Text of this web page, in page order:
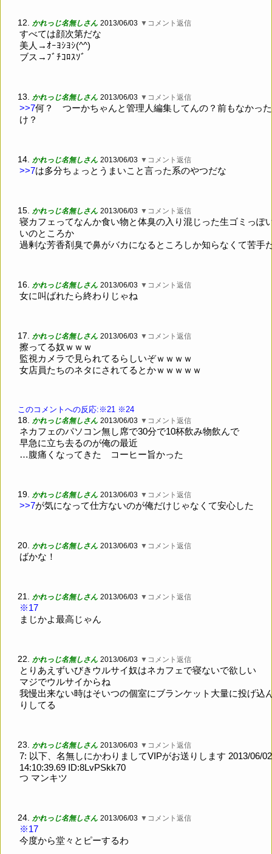
12. かれっじ名無しさん 2013/06/03 ▼コメント返信
すべては顔次第だな
美人→ｵｰﾖｼﾖｼ(^^)
ブス→ﾌﾞﾁｺﾛｽｿﾞ
13. かれっじ名無しさん 2013/06/03 ▼コメント返信
>>7何？ つーかちゃんと管理人編集してんの？前もなかっ
け？
14. かれっじ名無しさん 2013/06/03 ▼コメント返信
>>7は多分ちょっとうまいこと言った系のやつだな
15. かれっじ名無しさん 2013/06/03 ▼コメント返信
寝カフェってなんか食い物と体臭の入り混じった生ゴミっぽ
いのところか
過剰な芳香剤臭で鼻がバカになるところしか知らなくて苦手
16. かれっじ名無しさん 2013/06/03 ▼コメント返信
女に叫ばれたら終わりじゃね
17. かれっじ名無しさん 2013/06/03 ▼コメント返信
擦ってる奴ｗｗｗ
監視カメラで見られてるらしいぞｗｗｗｗ
女店員たちのネタにされてるとかｗｗｗｗｗ
このコメントへの反応:※21 ※24
18. かれっじ名無しさん 2013/06/03 ▼コメント返信
ネカフェのパソコン無し席で30分で10杯飲み物飲んで
早急に立ち去るのが俺の最近
…腹痛くなってきた コーヒー旨かった
19. かれっじ名無しさん 2013/06/03 ▼コメント返信
>>7が気になって仕方ないのが俺だけじゃなくて安心した
20. かれっじ名無しさん 2013/06/03 ▼コメント返信
ばかな！
21. かれっじ名無しさん 2013/06/03 ▼コメント返信
※17
まじかよ最高じゃん
22. かれっじ名無しさん 2013/06/03 ▼コメント返信
とりあえずいびきウルサイ奴はネカフェで寝ないで欲しい
マジでウルサイからね
我慢出来ない時はそいつの個室にブランケット大量に投げ込
りしてる
23. かれっじ名無しさん 2013/06/03 ▼コメント返信
7: 以下、名無しにかわりましてVIPがお送りします 2013/06/
14:10:39.69 ID:8LvPSkk70
つ マンキツ
24. かれっじ名無しさん 2013/06/03 ▼コメント返信
※17
今度から堂々とピーするわ